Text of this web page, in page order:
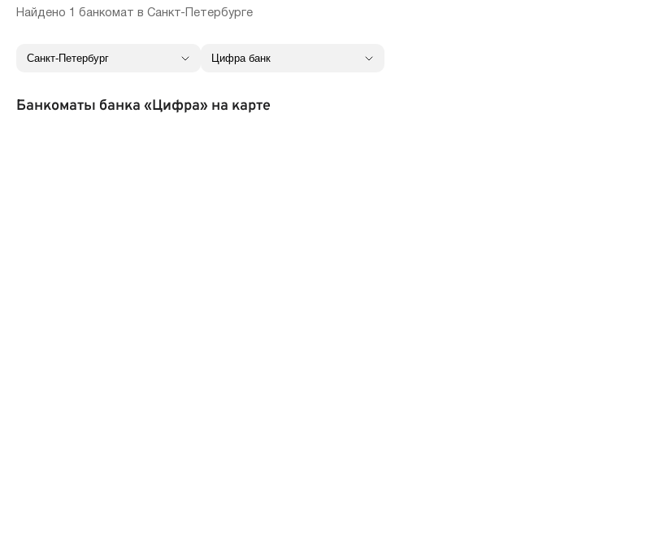
Найдено 1 банкомат в Санкт-Петербурге
Банкоматы банка «Цифра» на карте